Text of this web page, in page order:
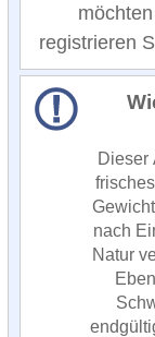
registrieren
Dieser
nach
Natur